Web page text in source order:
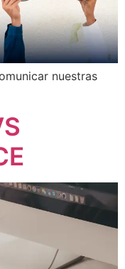
nuestras